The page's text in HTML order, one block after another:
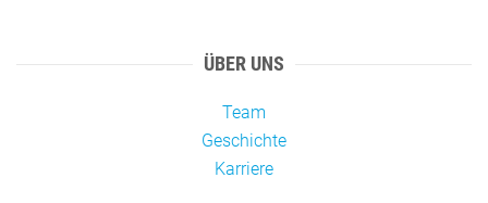
ÜBER UNS
Team
Geschichte
Karriere